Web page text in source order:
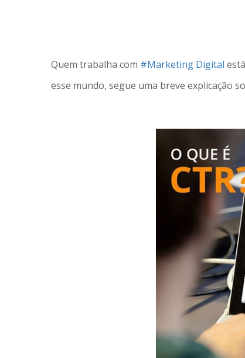
Quem trabalha com #Marketing Digital
esse mundo, segue uma breve explicação